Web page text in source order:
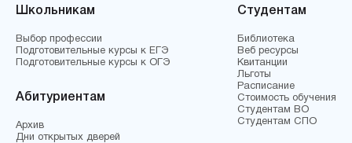
Школьникам
Выбор профессии
Подготовительные курсы к ЕГЭ
Подготовительные курсы к ОГЭ
Абитуриентам
Архив
Дни открытых дверей
Студентам
Библиотека
Веб ресурсы
Квитанции
Льготы
Расписание
Стоимость обучения
Студентам ВО
Студентам СПО